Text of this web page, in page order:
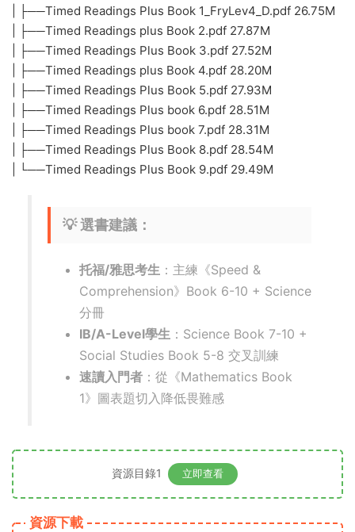
| ├──Timed Readings Plus Book 1_FryLev4_D.pdf 26.75M
| ├──Timed Readings plus Book 2.pdf 27.87M
| ├──Timed Readings Plus Book 3.pdf 27.52M
| ├──Timed Readings plus Book 4.pdf 28.20M
| ├──Timed Readings Plus Book 5.pdf 27.93M
| ├──Timed Readings Plus book 6.pdf 28.51M
| ├──Timed Readings Plus book 7.pdf 28.31M
| ├──Timed Readings Plus Book 8.pdf 28.54M
| └──Timed Readings Plus Book 9.pdf 29.49M
💡 ​選書建議 ​：
托福/雅思考生 ​：主練《Speed &
Comprehension》Book 6-10 + Science
分冊
IB/A-Level學生 ​：Science Book 7-10 +
Social Studies Book 5-8 交叉訓練
速讀入門者 ​：從《Mathematics Book
1》圖表題切入降低畏難感
資源目錄1 立即查看
資源下載